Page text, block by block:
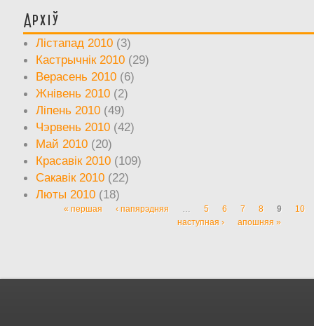
Архіў
Лістапад 2010 (3)
Кастрычнік 2010 (29)
Верасень 2010 (6)
Жнівень 2010 (2)
Ліпень 2010 (49)
Чэрвень 2010 (42)
Май 2010 (20)
Красавік 2010 (109)
Сакавік 2010 (22)
Люты 2010 (18)
Старонкі
« першая ‹ папярэдняя … 5 6 7 8 9
10
наступная ›
апошняя »